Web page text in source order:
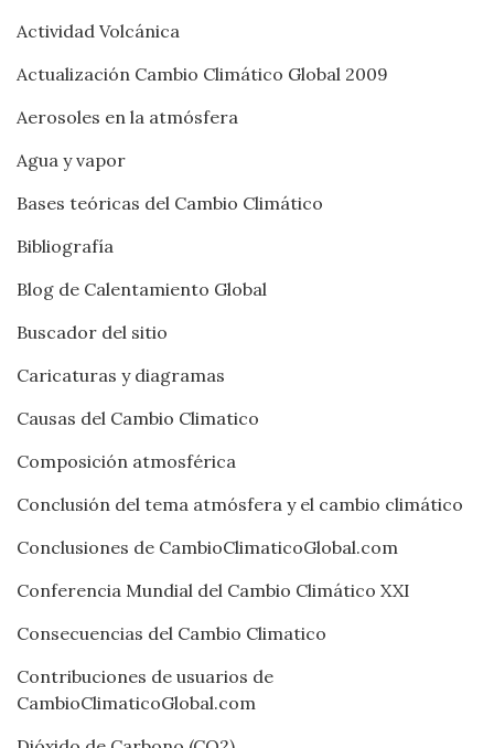
Actividad Volcánica
Actualización Cambio Climático Global 2009
Aerosoles en la atmósfera
Agua y vapor
Bases teóricas del Cambio Climático
Bibliografía
Blog de Calentamiento Global
Buscador del sitio
Caricaturas y diagramas
Causas del Cambio Climatico
Composición atmosférica
Conclusión del tema atmósfera y el cambio climático
Conclusiones de CambioClimaticoGlobal.com
Conferencia Mundial del Cambio Climático XXI
Consecuencias del Cambio Climatico
Contribuciones de usuarios de
CambioClimaticoGlobal.com